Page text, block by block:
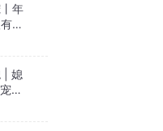
年
声
| 媳
免